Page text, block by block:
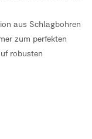
aus Schlagbohren
zum perfekten
robusten